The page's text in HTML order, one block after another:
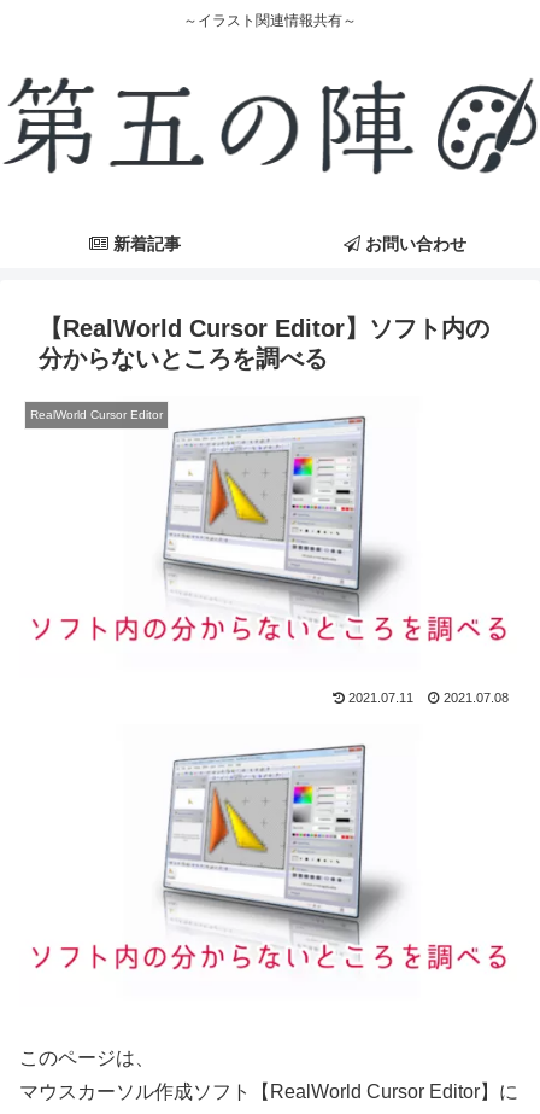
～イラスト関連情報共有～
新着記事 お問い合わせ
【RealWorld Cursor Editor】ソフト内の
分からないところを調べる
RealWorld Cursor Editor
2021.07.11 2021.07.08
このページは、
マウスカーソル作成ソフト【RealWorld Cursor Editor】に